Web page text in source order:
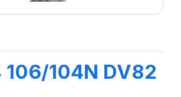
106/104N DV82